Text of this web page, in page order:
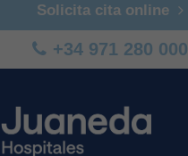
Solicita cita online
+34 971 280 000